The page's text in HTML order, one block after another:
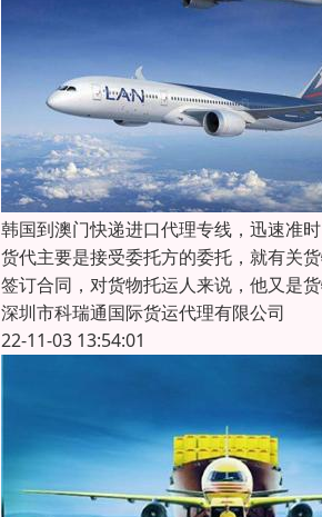
韩国到澳门快递进口代理专线，迅速准
货代主要是接受委托方的委托，就有关
签订合同，对货物托运人来说，他又是
深圳市科瑞通国际货运代理有限公司
22-11-03 13:54:01